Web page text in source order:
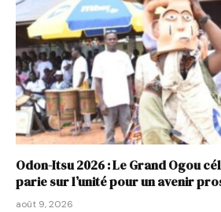
Odon-Itsu 2026 : Le Grand Ogou
parie sur l’unité pour un avenir
août 9, 2026